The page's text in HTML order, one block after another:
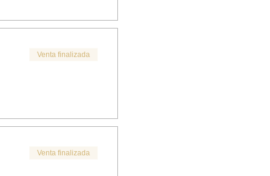
Venta finalizada
Venta finalizada